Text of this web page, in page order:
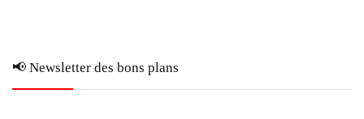
📢 Newsletter des bons plans